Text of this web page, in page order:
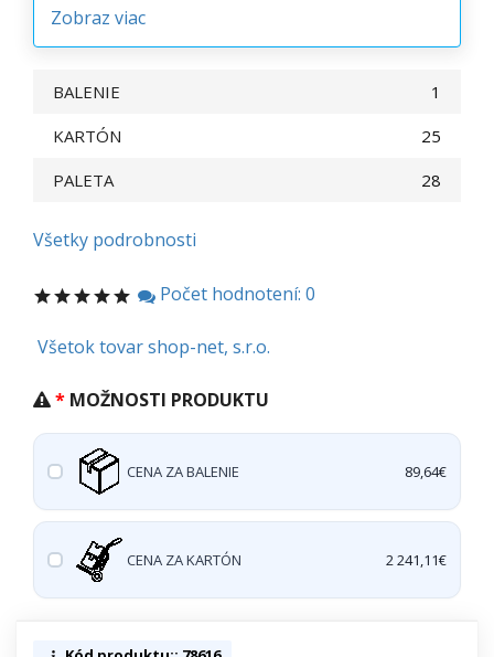
Zobraz viac
BALENIE
1
KARTÓN
25
PALETA
28
Všetky podrobnosti
Počet hodnotení: 0
Všetok tovar shop-net, s.r.o.
MOŽNOSTI PRODUKTU
CENA ZA BALENIE 89,64€
CENA ZA KARTÓN 2 241,11€